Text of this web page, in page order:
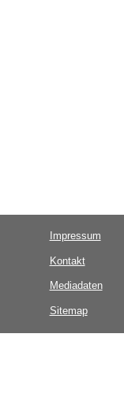
Impressum
Kontakt
Mediadaten
Sitemap